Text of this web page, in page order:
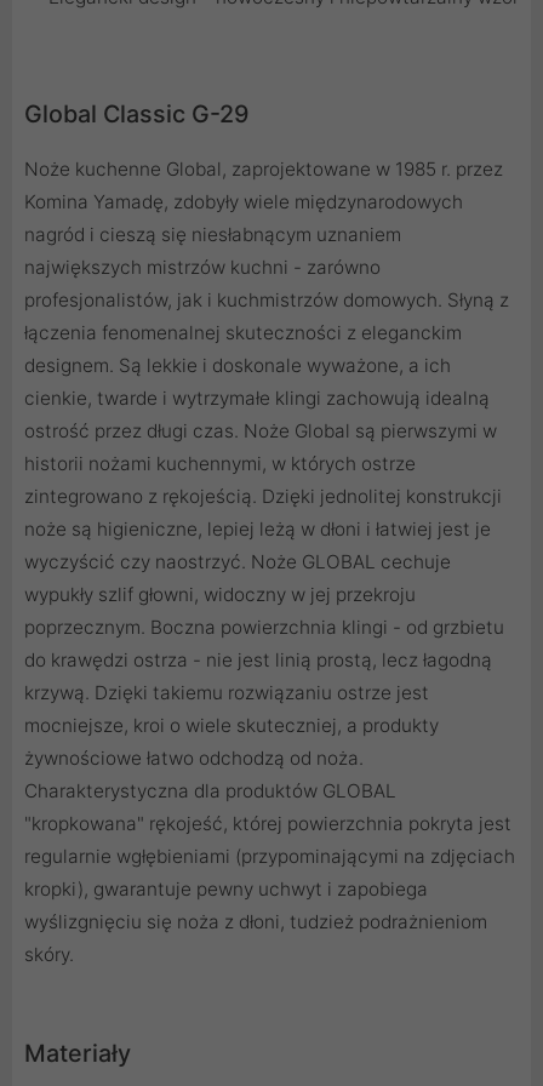
Global Classic G-29
Noże kuchenne Global, zaprojektowane w 1985 r. przez
Komina Yamadę, zdobyły wiele międzynarodowych
nagród i cieszą się niesłabnącym uznaniem
największych mistrzów kuchni - zarówno
profesjonalistów, jak i kuchmistrzów domowych. Słyną z
łączenia fenomenalnej skuteczności z eleganckim
designem. Są lekkie i doskonale wyważone, a ich
cienkie, twarde i wytrzymałe klingi zachowują idealną
ostrość przez długi czas. Noże Global są pierwszymi w
historii nożami kuchennymi, w których ostrze
zintegrowano z rękojeścią. Dzięki jednolitej konstrukcji
noże są higieniczne, lepiej leżą w dłoni i łatwiej jest je
wyczyścić czy naostrzyć. Noże GLOBAL cechuje
wypukły szlif głowni, widoczny w jej przekroju
poprzecznym. Boczna powierzchnia klingi - od grzbietu
do krawędzi ostrza - nie jest linią prostą, lecz łagodną
krzywą. Dzięki takiemu rozwiązaniu ostrze jest
mocniejsze, kroi o wiele skuteczniej, a produkty
żywnościowe łatwo odchodzą od noża.
Charakterystyczna dla produktów GLOBAL
"kropkowana" rękojeść, której powierzchnia pokryta jest
regularnie wgłębieniami (przypominającymi na zdjęciach
kropki), gwarantuje pewny uchwyt i zapobiega
wyślizgnięciu się noża z dłoni, tudzież podrażnieniom
skóry.
Materiały